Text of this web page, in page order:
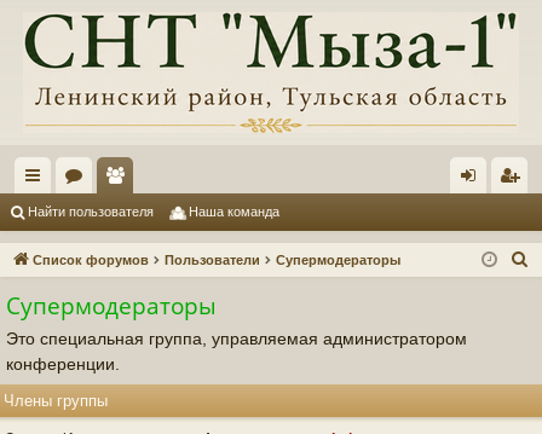
с
ы
и
ор
ум
ол
ьз
ат
д ис
Найти пользователя Наша команда
Список форумов Пользователи Супермодераторы
Супермодераторы
Это специальная группа, управляемая администратором
конференции.
Члены группы